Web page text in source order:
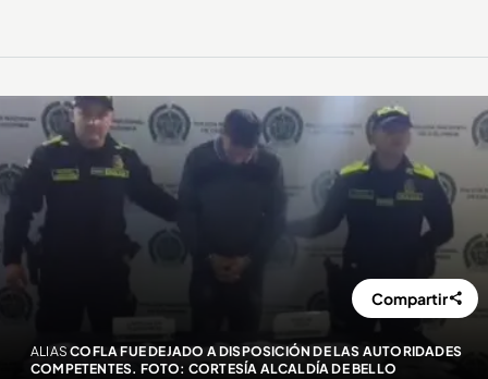
ALIAS COFLA FUE DEJADO A DISPOSICIÓN DE LAS AUTORIDADES
COMPETENTES. FOTO: CORTESÍA ALCALDÍA DE BELLO
Compartir